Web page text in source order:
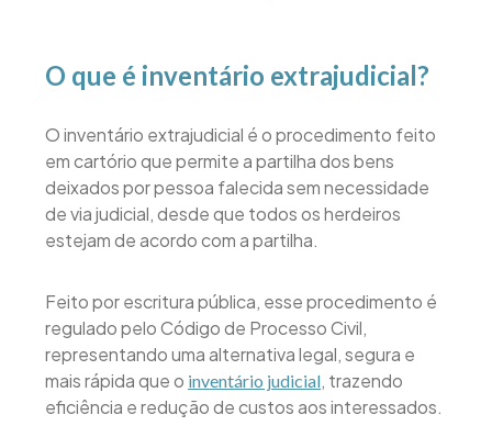
O que é inventário extrajudicial?
O inventário extrajudicial é o procedimento feito
em cartório que permite a partilha dos bens
deixados por pessoa falecida sem necessidade
de via judicial, desde que todos os herdeiros
estejam de acordo com a partilha.
Feito por escritura pública, esse procedimento é
regulado pelo Código de Processo Civil,
representando uma alternativa legal, segura e
mais rápida que o inventário judicial, trazendo
eficiência e redução de custos aos interessados.